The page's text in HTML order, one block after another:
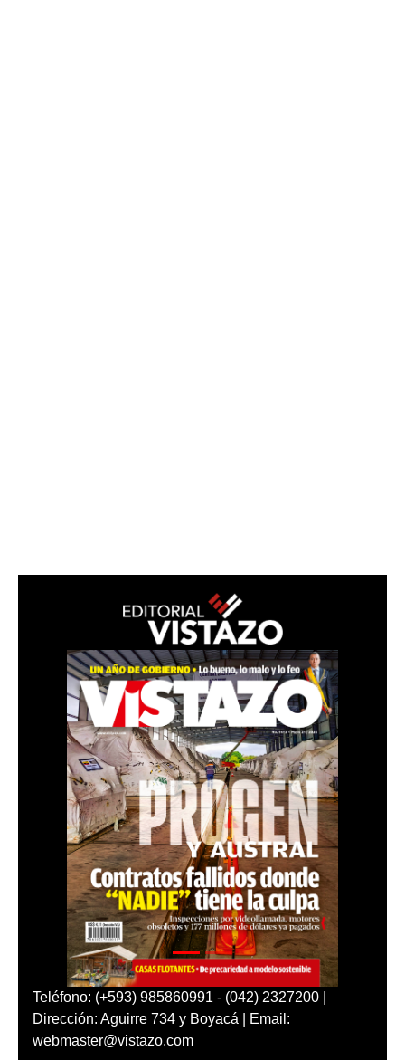
Teléfono: (+593) 985860991 - (042) 2327200 |
Dirección: Aguirre 734 y Boyacá | Email:
webmaster@vistazo.com